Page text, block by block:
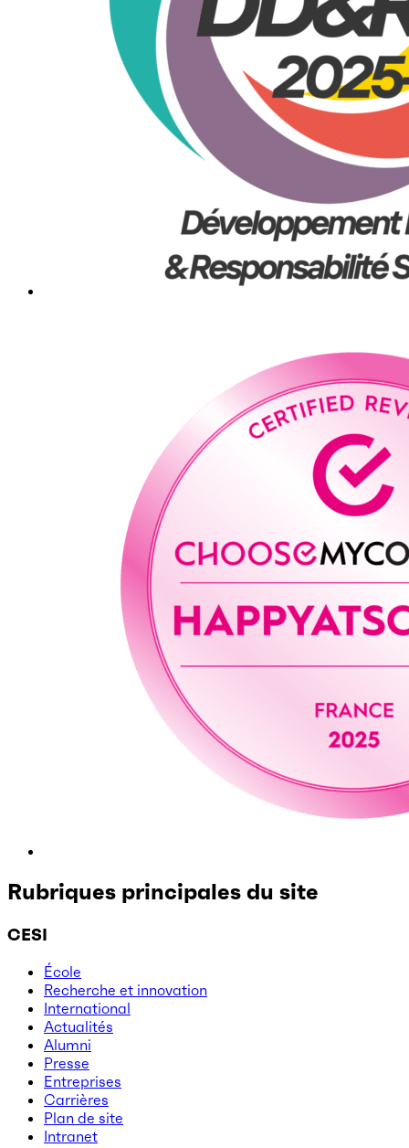
Rubriques principales du site
CESI
École
Recherche et innovation
International
Actualités
Alumni
Presse
Entreprises
Carrières
Plan de site
Intranet